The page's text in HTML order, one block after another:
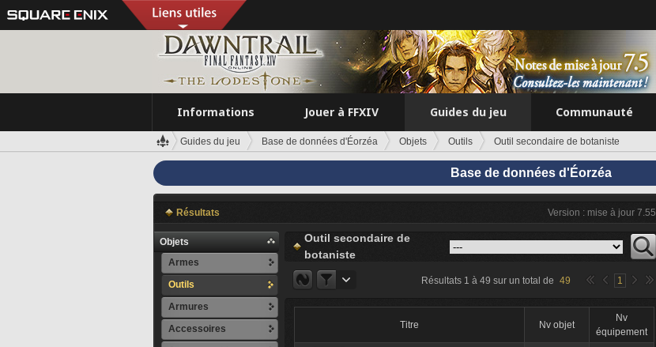
Informations Jouer à FFXIV Guides du jeu Communauté
Guides du jeu Base de données d'Éorzéa Objets Outils Outil secondaire de botaniste
Base de données d'Éorzéa
Résultats Version : mise à jour 7.55
Objets
Armes
Outils
Armures
Accessoires
Outil secondaire de
botaniste
Résultats 1 à 49 sur un total de 49 1
Titre Nv objet
Nv
équipement